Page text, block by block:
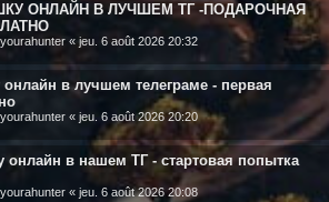
ОНЛАЙН В ЛУЧШЕМ ТГ -ПОДАРОЧНАЯ
yourahunter « jeu. 6 août 2026 20:32
онлайн в лучшем телеграме - первая
yourahunter « jeu. 6 août 2026 20:20
онлайн в нашем ТГ - стартовая попытка
yourahunter « jeu. 6 août 2026 20:08